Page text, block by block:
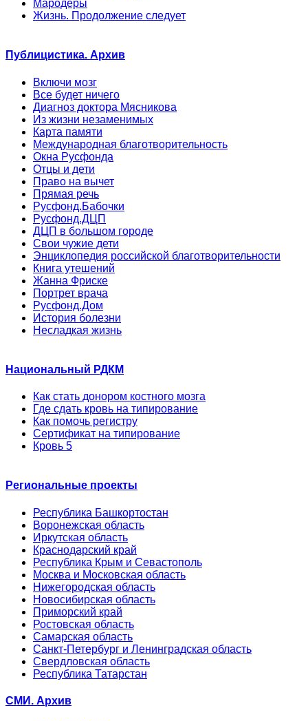
Мародеры
Жизнь. Продолжение следует
Публицистика. Архив
Включи мозг
Все будет ничего
Диагноз доктора Мясникова
Из жизни незаменимых
Карта памяти
Международная благотворительность
Окна Русфонда
Отцы и дети
Право на вычет
Прямая речь
Русфонд.Бабочки
Русфонд.ДЦП
ДЦП в большом городе
Свои чужие дети
Энциклопедия российской благотворительности
Книга утешений
Жанна Фриске
Портрет врача
Русфонд.Дом
История болезни
Несладкая жизнь
Национальный РДКМ
Как стать донором костного мозга
Где сдать кровь на типирование
Как помочь регистру
Сертификат на типирование
Кровь 5
Региональные проекты
Республика Башкортостан
Воронежская область
Иркутская область
Краснодарский край
Республика Крым и Севастополь
Москва и Московская область
Нижегородская область
Новосибирская область
Приморский край
Ростовская область
Самарская область
Санкт-Петербург и Ленинградская область
Свердловская область
Республика Татарстан
СМИ. Архив